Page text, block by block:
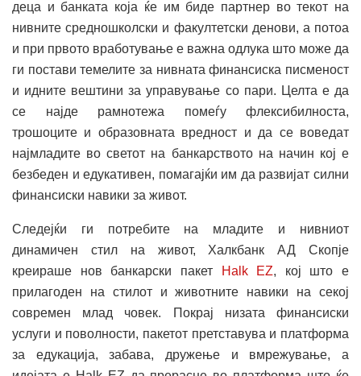
деца и банката која ќе им биде партнер во текот на
нивните средношколски и факултетски денови, а потоа
и при првото вработување е важна одлука што може да
ги постави темелите за нивната финансиска писменост
и идните вештини за управување со пари. Целта е да
се најде рамнотежа помеѓу флексибилноста,
трошоците и образовната вредност и да се воведат
најмладите во светот на банкарството на начин кој е
безбеден и едукативен, помагајќи им да развијат силни
финансиски навики за живот.
Следејќи ги потребите на младите и нивниот
динамичен стил на живот, Халкбанк АД Скопје
креираше нов банкарски пакет
Halk EZ, кој што е
прилагоден на стилот и животните навики на секој
современ млад човек. Покрај низата финансиски
услуги и поволности, пакетот претставува и платформа
за едукација, забава, дружење и вмрежување, а